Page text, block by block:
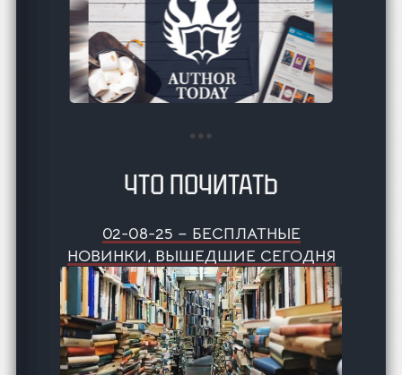
ЧТО ПОЧИТАТЬ
02-08-25 – БЕСПЛАТНЫЕ
НОВИНКИ, ВЫШЕДШИЕ СЕГОДНЯ